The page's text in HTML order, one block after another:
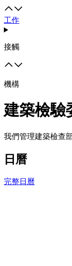
工作
接觸
機構
建築檢驗
我們管理建築檢查
日曆
完整日曆